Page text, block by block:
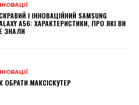
І ІННОВАЦІЙНИЙ SAMSUNG
A56: ХАРАКТЕРИСТИКИ, ПРО ЯКІ ВИ
ЗНАЛИ
ОБРАТИ МАКСІСКУТЕР